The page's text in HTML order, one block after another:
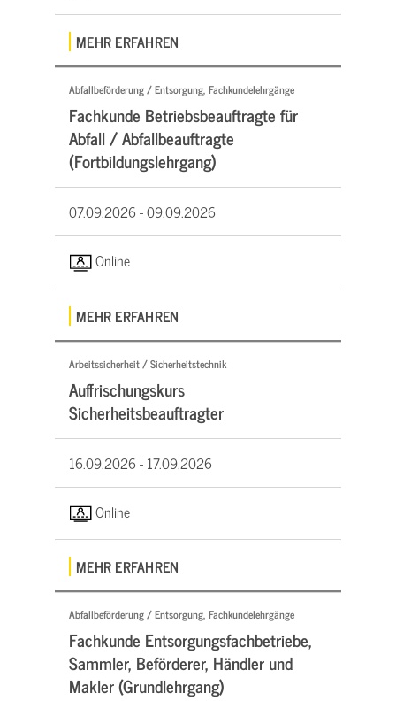
MEHR ERFAHREN
Abfallbeförderung / Entsorgung, Fachkundelehrgänge
Fachkunde Betriebsbeauftragte für
Abfall / Abfallbeauftragte
(Fortbildungslehrgang)
07.09.2026 -09.09.2026
Online
MEHR ERFAHREN
Arbeitssicherheit / Sicherheitstechnik
Auffrischungskurs
Sicherheitsbeauftragter
16.09.2026 -17.09.2026
Online
MEHR ERFAHREN
Abfallbeförderung / Entsorgung, Fachkundelehrgänge
Fachkunde Entsorgungsfachbetriebe,
Sammler, Beförderer, Händler und
Makler (Grundlehrgang)